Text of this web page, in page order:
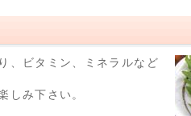
、ビタミン、ミネラルなど
しみ下さい。